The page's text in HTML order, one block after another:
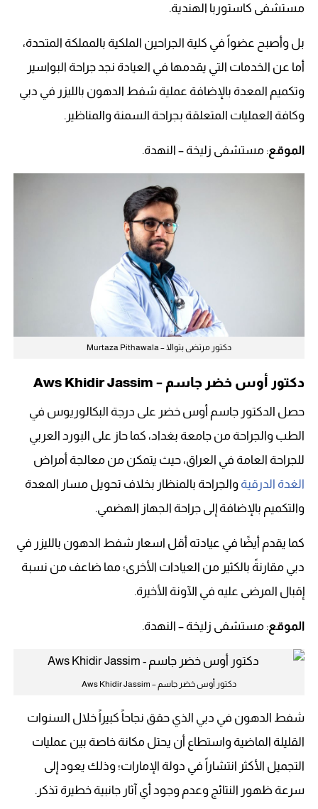
مستشفى كاستوربا الهندية.
بل وأصبح عضواً في كلية الجراحين الملكية بالمملكة المتحدة،
أما عن الخدمات التي يقدمها في العيادة نجد جراحة البواسير
وتكميم المعدة بالإضافة عملية شفط الدهون بالليزر في دبي
وكافة العمليات المتعلقة بجراحة السمنة والمناظير.
الموقع: مستشفى زليخة – النهدة.
دكتور مرتضى بتوالا – Murtaza Pithawala
دكتور أوس خضر جاسم – Aws Khidir Jassim
حصل الدكتور جاسم أوس خضر على درجة البكالوريوس في
الطب والجراحة من جامعة بغداد، كما حاز على البورد العربي
للجراحة العامة في العراق، حيث يتمكن من معالجة أمراض
الغدة الدرقية والجراحة بالمنظار بخلاف تحويل مسار المعدة
والتكميم بالإضافة إلى جراحة الجهاز الهضمي.
كما يقدم أيضًا في عيادته أقل اسعار شفط الدهون بالليزر في
دبي مقارنةً بالكثير من العيادات الأخرى؛ مما ضاعف من نسبة
إقبال المرضى عليه في الآونة الأخيرة.
الموقع: مستشفى زليخة – النهدة.
دكتور أوس خضر جاسم – Aws Khidir Jassim
شفط الدهون في دبي الذي حقق نجاحاً كبيراً خلال السنوات
القليلة الماضية واستطاع أن يحتل مكانة خاصة بين عمليات
التجميل الأكثر انتشاراً في دولة الإمارات؛ وذلك يعود إلى
سرعة ظهور النتائج وعدم وجود أي آثار جانبية خطيرة تذكر.